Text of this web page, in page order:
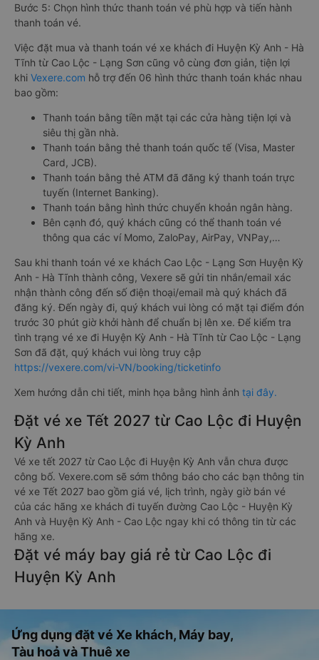
Bước 5: Chọn hình thức thanh toán vé phù hợp và tiến hành
thanh toán vé.
Việc đặt mua và thanh toán vé xe khách đi Huyện Kỳ Anh - Hà
Tĩnh từ Cao Lộc - Lạng Sơn cũng vô cùng đơn giản, tiện lợi
khi Vexere.com hỗ trợ đến 06 hình thức thanh toán khác nhau
bao gồm:
Thanh toán bằng tiền mặt tại các cửa hàng tiện lợi và
siêu thị gần nhà.
Thanh toán bằng thẻ thanh toán quốc tế (Visa, Master
Card, JCB).
Thanh toán bằng thẻ ATM đã đăng ký thanh toán trực
tuyến (Internet Banking).
Thanh toán bằng hình thức chuyển khoản ngân hàng.
Bên cạnh đó, quý khách cũng có thể thanh toán vé
thông qua các ví Momo, ZaloPay, AirPay, VNPay,…
Sau khi thanh toán vé xe khách Cao Lộc - Lạng Sơn Huyện Kỳ
Anh - Hà Tĩnh thành công, Vexere sẽ gửi tin nhắn/email xác
nhận thành công đến số điện thoại/email mà quý khách đã
đăng ký. Đến ngày đi, quý khách vui lòng có mặt tại điểm đón
trước 30 phút giờ khởi hành để chuẩn bị lên xe. Để kiểm tra
tình trạng vé xe đi Huyện Kỳ Anh - Hà Tĩnh từ Cao Lộc - Lạng
Sơn đã đặt, quý khách vui lòng truy cập
https://vexere.com/vi-VN/booking/ticketinfo
Xem hướng dẫn chi tiết, minh họa bằng hình ảnh tại đây.
Đặt vé xe Tết 2027 từ Cao Lộc đi Huyện
Kỳ Anh
Vé xe tết 2027 từ Cao Lộc đi Huyện Kỳ Anh vẫn chưa được
công bố. Vexere.com sẽ sớm thông báo cho các bạn thông tin
vé xe Tết 2027 bao gồm giá vé, lịch trình, ngày giờ bán vé
của các hãng xe khách đi tuyến đường Cao Lộc - Huyện Kỳ
Anh và Huyện Kỳ Anh - Cao Lộc ngay khi có thông tin từ các
hãng xe.
Đặt vé máy bay giá rẻ từ Cao Lộc đi
Huyện Kỳ Anh
Ứng dụng đặt vé Xe khách, Máy bay,
Tàu hoả và Thuê xe